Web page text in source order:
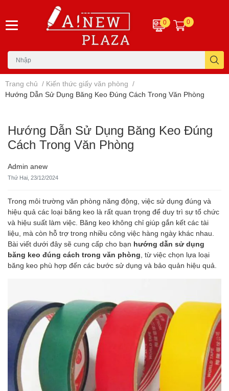
0 0
Trang chủ / Kiến thức giấy văn phòng /
Hướng Dẫn Sử Dụng Băng Keo Đúng Cách Trong Văn Phòng
Hướng Dẫn Sử Dụng Băng Keo Đúng
Cách Trong Văn Phòng
Admin anew
Thứ Hai, 23/12/2024
Trong môi trường văn phòng năng động, việc sử dụng đúng và
hiệu quả các loại băng keo là rất quan trọng để duy trì sự tổ chức
và hiệu suất làm việc. Băng keo không chỉ giúp gắn kết các tài
liệu, mà còn hỗ trợ trong nhiều công việc hàng ngày khác nhau.
Bài viết dưới đây sẽ cung cấp cho bạn hướng dẫn sử dụng
băng keo đúng cách trong văn phòng , từ việc chọn lựa loại
băng keo phù hợp đến các bước sử dụng và bảo quản hiệu quả.